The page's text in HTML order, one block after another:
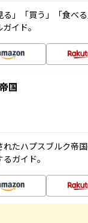
」「買う」「食べ
イド。
国
れたハプスブルク帝
ガイド。